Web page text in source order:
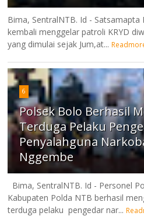
Bima, SentralNTB. Id - Satsamapta
kembali menggelar patroli KRYD
yang dimulai sejak Jum,at...
6
Polsek Bolo Berhasil
Terduga Pelaku
Penyalahguna
Nggembe
Bima, SentralNTB. Id - Personel
Kabupaten Polda NTB berhasil
terduga pelaku pengedar nar...